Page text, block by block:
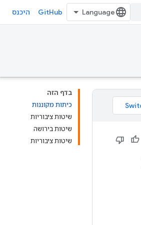
GitHub היכנס
בדף הזה
כיתות מקוננות
שיטות ציבוריות
שיטות בירושה
שיטות ציבוריות